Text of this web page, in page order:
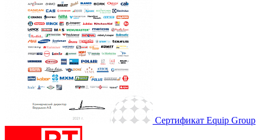
Сертификат Equip Group